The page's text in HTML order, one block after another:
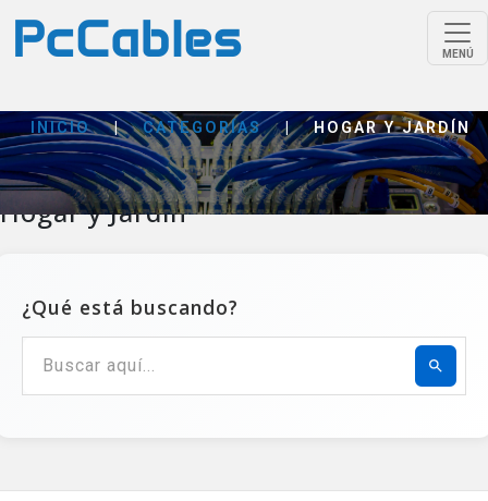
MENÚ
INICIO | CATEGORÍAS | HOGAR Y JARDÍN
Hogar y Jardín
¿Qué está buscando?